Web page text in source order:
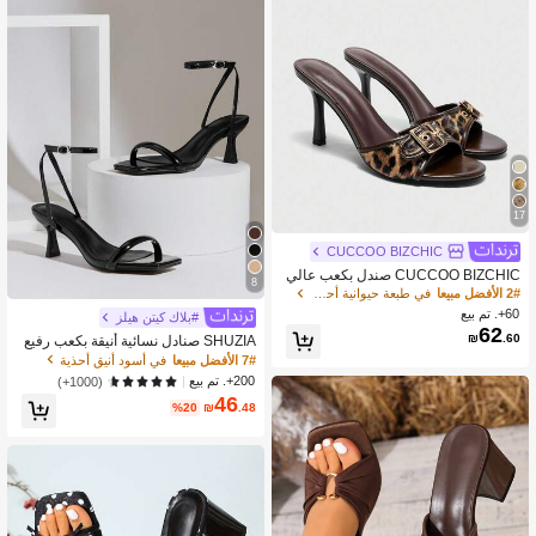
17
CUCCOO BIZCHIC
CUCCOO BIZCHIC صندل بكعب عالي
مريح للنساء بطبعة نمر بني وزخرفة إبزيم
ذهبي ، تصميم كلاسيكي بنقشة دائرية
2# الأفضل مبيعا
في طبعة حيوانية أحذية
60+. تم بيع
₪62.60
8
#بلاك كيتن هيلز
SHUZIA صنادل نسائية أنيقة بكعب رفيع
وحزام للكاحل
7# الأفضل مبيعا
في أسود أنيق أحذية
200+. تم بيع
(1000+)
₪46.48
%20